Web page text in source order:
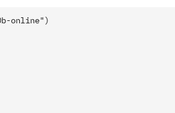
online")